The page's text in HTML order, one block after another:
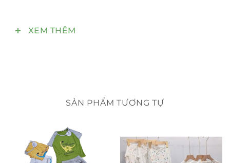
– Áo buộc dây là sản phẩm đặc trưng của thương
hiệu HotGa.
– Đặc biệt dây buộc (không dùng nút) giúp bé tránh
bị cấn đau.
XEM THÊM
SẢN PHẨM TƯƠNG TỰ